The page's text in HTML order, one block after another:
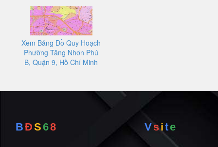
Xem Bảng Đồ Quy Hoạch
Phường Tăng Nhơn Phú
B, Quận 9, Hồ Chí Minh
BĐS68 Vsite